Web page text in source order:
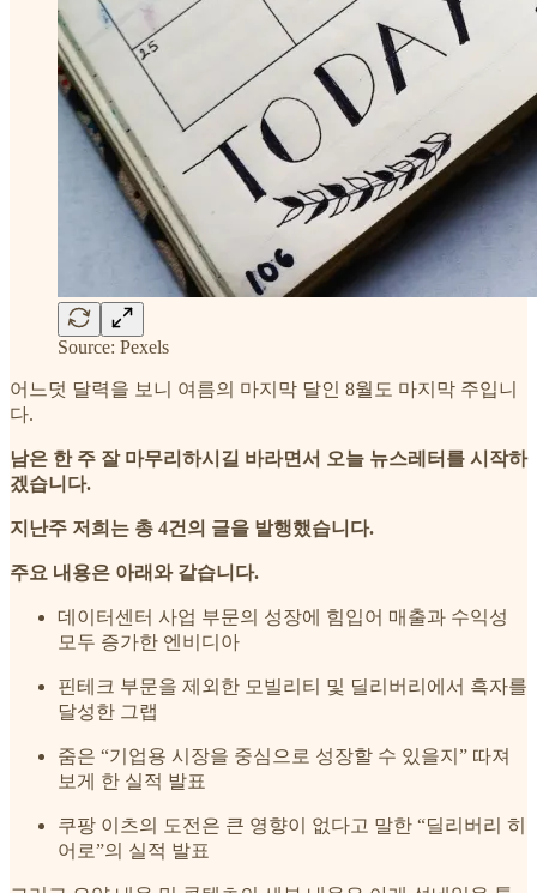
Source: Pexels
어느덧 달력을 보니 여름의 마지막 달인 8월도 마지막 주입니
다.
남은 한 주 잘 마무리하시길 바라면서 오늘 뉴스레터를 시작하
겠습니다.
지난주 저희는 총 4건의 글을 발행했습니다.
주요 내용은 아래와 같습니다.
데이터센터 사업 부문의 성장에 힘입어 매출과 수익성
모두 증가한 엔비디아
핀테크 부문을 제외한 모빌리티 및 딜리버리에서 흑자를
달성한 그랩
줌은 “기업용 시장을 중심으로 성장할 수 있을지” 따져
보게 한 실적 발표
쿠팡 이츠의 도전은 큰 영향이 없다고 말한 “딜리버리 히
어로”의 실적 발표